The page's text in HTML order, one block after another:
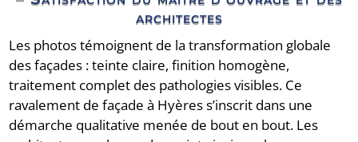
architectes
Les photos témoignent de la transformation globale
des façades : teinte claire, finition homogène,
traitement complet des pathologies visibles. Ce
ravalement de façade à Hyères s’inscrit dans une
démarche qualitative menée de bout en bout. Les